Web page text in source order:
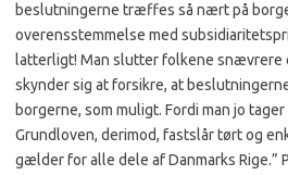
beslutningerne træffes så nært på
overensstemmelse med
latterligt! Man slutter folkene snævrere
skynder sig at forsikre, at
borgerne, som muligt. Fordi man jo
Grundloven, derimod, fastslår tørt og
gælder for alle dele af Danmarks Rige.”